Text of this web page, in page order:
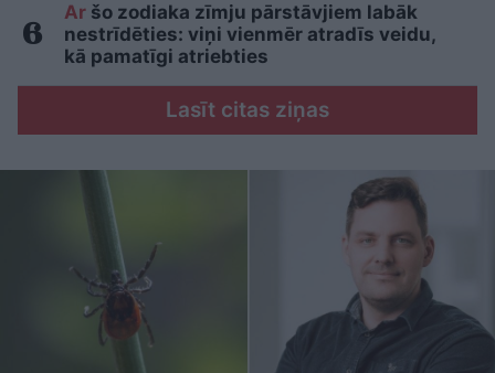
Ar šo zodiaka zīmju pārstāvjiem labāk
nestrīdēties: viņi vienmēr atradīs veidu,
kā pamatīgi atriebties
Lasīt citas ziņas